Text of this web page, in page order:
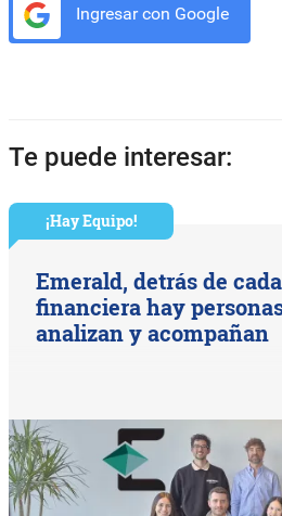
Ingresar con Google
Te puede interesar:
¡Hay Equipo!
Emerald, detrás de
financiera hay
analizan y acompañan